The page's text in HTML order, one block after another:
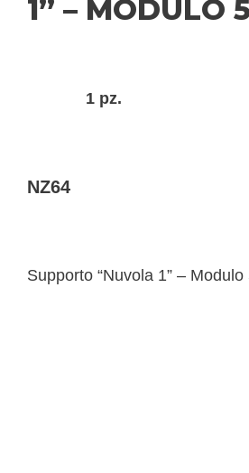
1” – MODULO
1 pz.
NZ64
Supporto “Nuvola 1” – Modulo